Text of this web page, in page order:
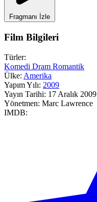
Fragmanı İzle
Film Bilgileri
Türler:
Komedi Dram Romantik
Ülke: Amerika
Yapım Yılı: 2009
Yayın Tarihi: 17 Aralık 2009
Yönetmen: Marc Lawrence
IMDB: